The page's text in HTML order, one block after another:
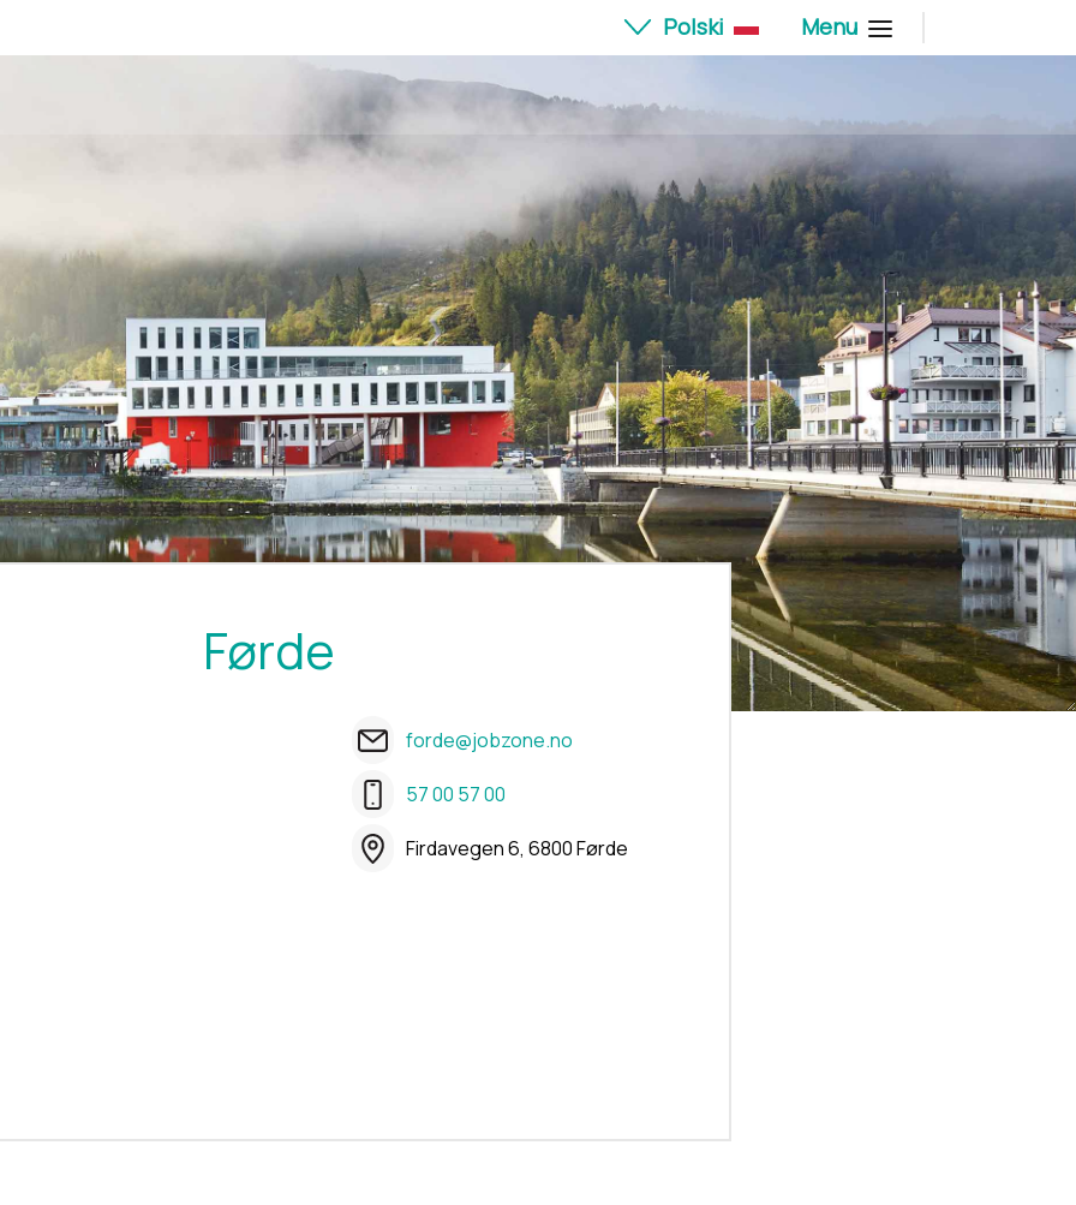
Polski Menu
Førde
forde@jobzone.no
57 00 57 00
Firdavegen 6, 6800 Førde